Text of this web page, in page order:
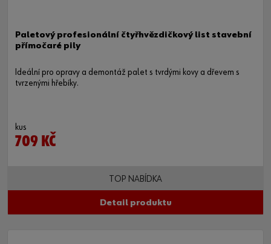
Paletový profesionální čtyřhvězdičkový list stavební
přímočaré pily
Ideální pro opravy a demontáž palet s tvrdými kovy a dřevem s
tvrzenými hřebíky.
kus
709 KČ
TOP NABÍDKA
Detail produktu